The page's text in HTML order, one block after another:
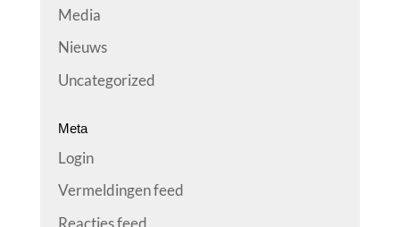
Media
Nieuws
Uncategorized
Meta
Login
Vermeldingen feed
Reacties feed